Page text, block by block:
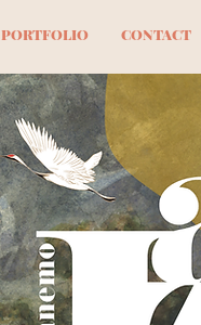
PORTFOLIO CONTACT